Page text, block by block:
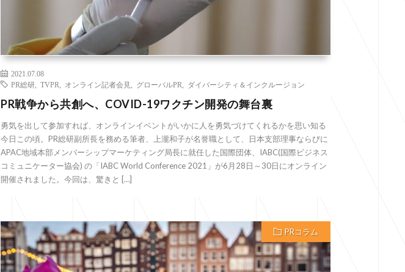
2021.07.08
PR総研
TVPR オンライン記者会見 グローバルPR ダイバーシティ＆インクルージョン
PR戦争から共創へ、COVID-19ワクチン開発の舞台裏
勇気を出して参加すれば、オンラインイベントがいかに人を勇気づけてくれるかを思い知る
今日この頃。PR総研副所長を務める筆者、上瀧和子が名誉職として、日本支部理事ならびに
APAC地域本部メンバーシップマーケティング局長に就任した国際団体、IABC(国際ビジネス
コミュニケーター協会) の「IABC World Conference 2021」が6月28日～30日にオンライン
開催されました。今回は、驚きと […]
PRコラム